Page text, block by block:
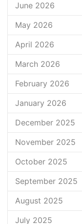
June 2026
May 2026
April 2026
March 2026
February 2026
January 2026
December 2025
November 2025
October 2025
September 2025
August 2025
July 2025